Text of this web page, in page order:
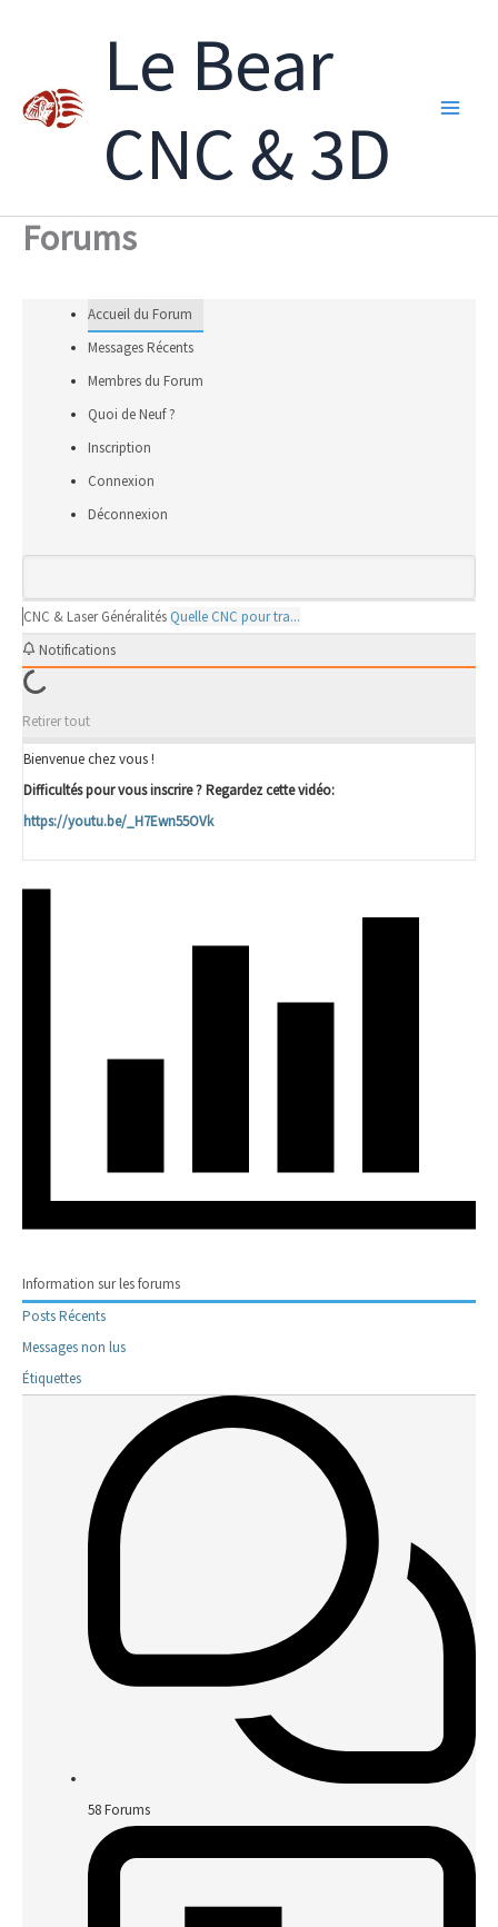
Le Bear
CNC & 3D
Forums
Accueil du Forum
Messages Récents
Membres du Forum
Quoi de Neuf ?
Inscription
Connexion
Déconnexion
CNC & Laser Généralités Quelle CNC pour tra...
Notifications
Retirer tout
Bienvenue chez vous !
Difficultés pour vous inscrire ? Regardez cette vidéo:
https://youtu.be/_H7Ewn55OVk
Information sur les forums
Posts Récents
Messages non lus
Étiquettes
58Forums